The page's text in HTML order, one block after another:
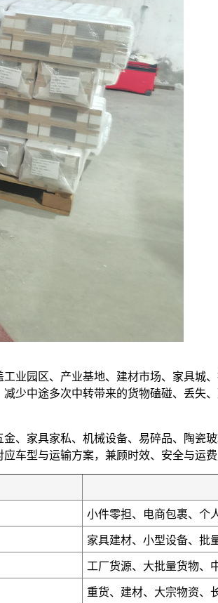
业园区、产业基地、建材市场、家具城
少中途多次中转带来的货物磕碰、丢失
、家具家私、机械设备、易碎品、陶瓷
车型与运输方案，兼顾时效、安全与运费
小件零担、电商包裹、个
家具建材、小型设备、批
工厂货源、大批量货物、
重货、建材、大宗物资、